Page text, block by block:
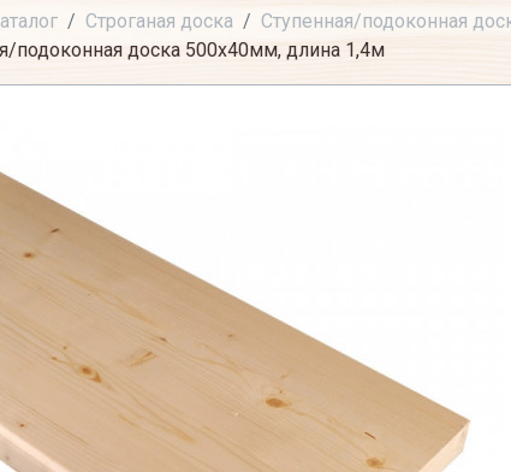
Строганая доска Ступенная/подоконная
подоконная доска 500х40мм, длина 1,4м